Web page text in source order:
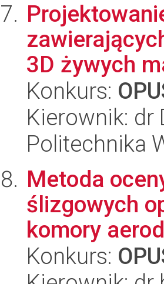
3D żywych
Konkurs:
Kierownik: dr
Politechnika
Metoda
ślizgowych
komory
Konkurs: